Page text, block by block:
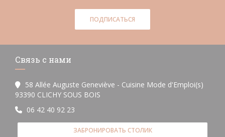
ПОДПИСАТЬСЯ
Связь с нами
58 Allée Auguste Geneviève - Cuisine Mode d'Emploi(s)
93390 CLICHY SOUS BOIS
06 42 40 92 23
ЗАБРОНИРОВАТЬ СТОЛИК